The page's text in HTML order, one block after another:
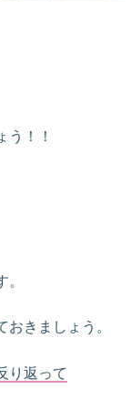
う！！
きましょう。
り返って